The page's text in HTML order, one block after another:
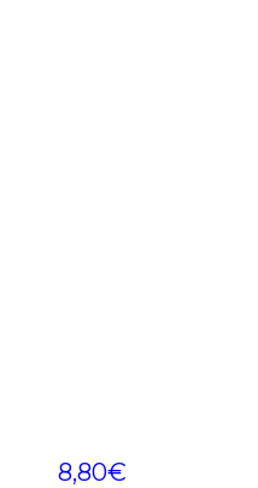
8,80€